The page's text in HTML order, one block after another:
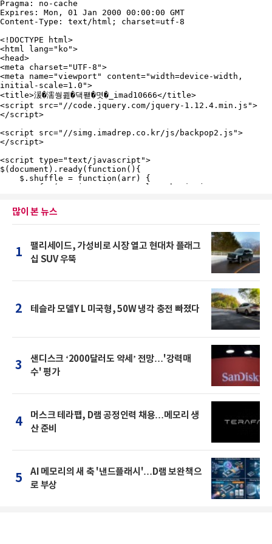
많이 본 뉴스
1
팰리세이드, 가성비로 시장 열고 현대차 플래그
십 SUV 우뚝
2 테슬라 모델Y L 미국형, 50W 냉각 충전 빠졌다
3
샌디스크 ‘2000달러도 약세’ 전망…'강력매
수' 평가
4
머스크 테라팹, D램 공정인력 채용…메모리 생
산 준비
5
AI 메모리의 새 축 '낸드플래시'…D램 보완책으
로 부상